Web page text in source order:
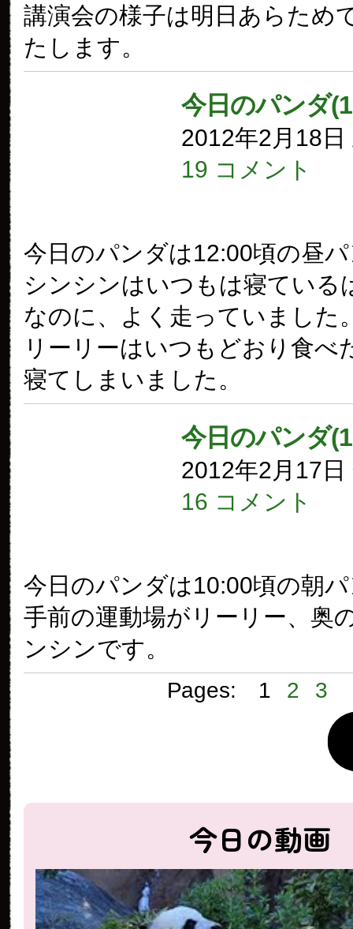
講演会の様子は明日あらため
たします。
今日のパンダ
2012年2月18日
19 コメント
今日のパンダは12:00頃の昼
シンシンはいつもは寝ている
なのに、よく走っていました
リーリーはいつもどおり食べ
寝てしまいました。
今日のパンダ
2012年2月17日
16 コメント
今日のパンダは10:00頃の朝
手前の運動場がリーリー、奥
ンシンです。
Pages: 1 2 3
今日の動画